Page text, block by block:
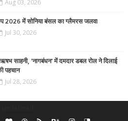
Aug 03, 2026
2026 में सोनिया बंसल का ग्लैमरस जलवा
Jul 30, 2026
साहनी, 'नागबंधन' में दमदार डबल रोल ने दिलाई
पहचान
Jul 28, 2026